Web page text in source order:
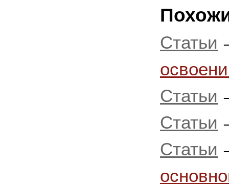
Статьи
Статьи
Статьи
Статьи